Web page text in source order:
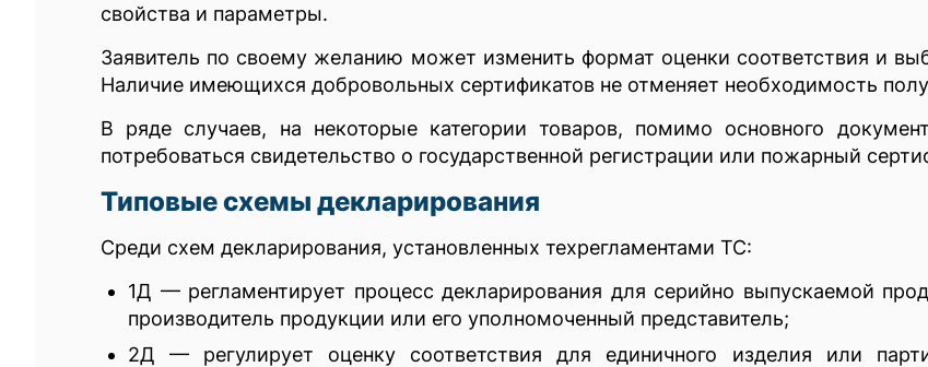
свойства и параметры.
Заявитель по своему желанию может изменить формат оценки соответствия и
Наличие имеющихся добровольных сертификатов не отменяет необходимость
В ряде случаев, на некоторые категории товаров, помимо основного
потребоваться свидетельство о государственной регистрации или пожарный
Типовые схемы декларирования
Среди схем декларирования, установленных техрегламентами ТС:
1Д — регламентирует процесс декларирования для серийно выпускаемой
производитель продукции или его уполномоченный представитель;
2Д — регулирует оценку соответствия для единичного изделия или